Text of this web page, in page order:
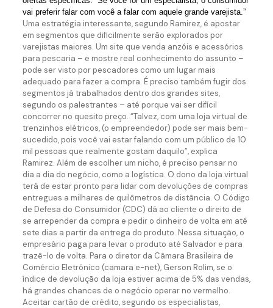
vai preferir falar com você a falar com aquele grande varejista.”
Uma estratégia interessante, segundo Ramirez, é apostar
em segmentos que dificilmente serão explorados por
varejistas maiores. Um site que venda anzóis e acessórios
para pescaria – e mostre real conhecimento do assunto –
pode ser visto por pescadores como um lugar mais
adequado para fazer a compra. É preciso também fugir dos
segmentos já trabalhados dentro dos grandes sites,
segundo os palestrantes – até porque vai ser difícil
concorrer no quesito preço. “Talvez, com uma loja virtual de
trenzinhos elétricos, (o empreendedor) pode ser mais bem-
sucedido, pois você vai estar falando com um público de 10
mil pessoas que realmente gostam daquilo”, explica
Ramirez. Além de escolher um nicho, é preciso pensar no
dia a dia do negócio, como a logística. O dono da loja virtual
terá de estar pronto para lidar com devoluções de compras
entregues a milhares de quilômetros de distância. O Código
de Defesa do Consumidor (CDC) dá ao cliente o direito de
se arrepender da compra e pedir o dinheiro de volta em até
sete dias a partir da entrega do produto. Nessa situação, o
empresário paga para levar o produto até Salvador e para
trazê-lo de volta. Para o diretor da Câmara Brasileira de
Comércio Eletrônico (camara e-net), Gerson Rolim, se o
índice de devolução da loja estiver acima de 5% das vendas,
há grandes chances de o negócio operar no vermelho.
Aceitar cartão de crédito, segundo os especialistas,